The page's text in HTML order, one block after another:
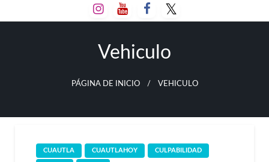
al
Vehiculo
PÁGINA DE INICIO VEHICULO
CUAUTLA CUAUTLAHOY CULPABILIDAD